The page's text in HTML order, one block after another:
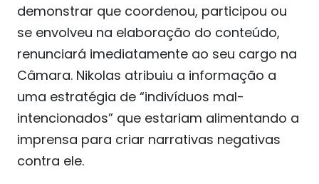
demonstrar que coordenou, participou ou
se envolveu na elaboração do conteúdo,
renunciará imediatamente ao seu cargo na
Câmara. Nikolas atribuiu a informação a
uma estratégia de “indivíduos mal-
intencionados” que estariam alimentando a
imprensa para criar narrativas negativas
contra ele.